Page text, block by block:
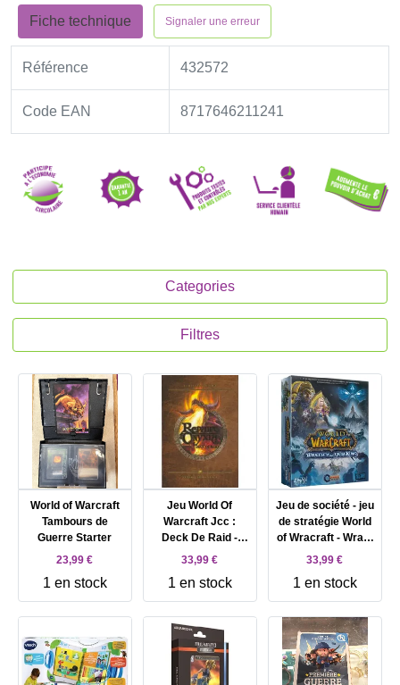
Fiche technique Signaler une erreur
Référence 432572
Code EAN 8717646211241
Categories
Filtres
World of Warcraft
Tambours de
Guerre Starter
23,99 €
1 en stock
Jeu World Of
Warcraft Jcc :
Deck De Raid -
Repaire D'onyxia -
33,99 €
1 en stock
Jeu de société - jeu
de stratégie World
of Wracraft - Wrath
Of the Light King
33,99 €
1 en stock